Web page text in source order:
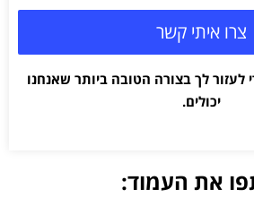
צרו איתי קשר
לעזור לך בצורה הטובה ביותר שאנחנו
יכולים.
את העמוד: